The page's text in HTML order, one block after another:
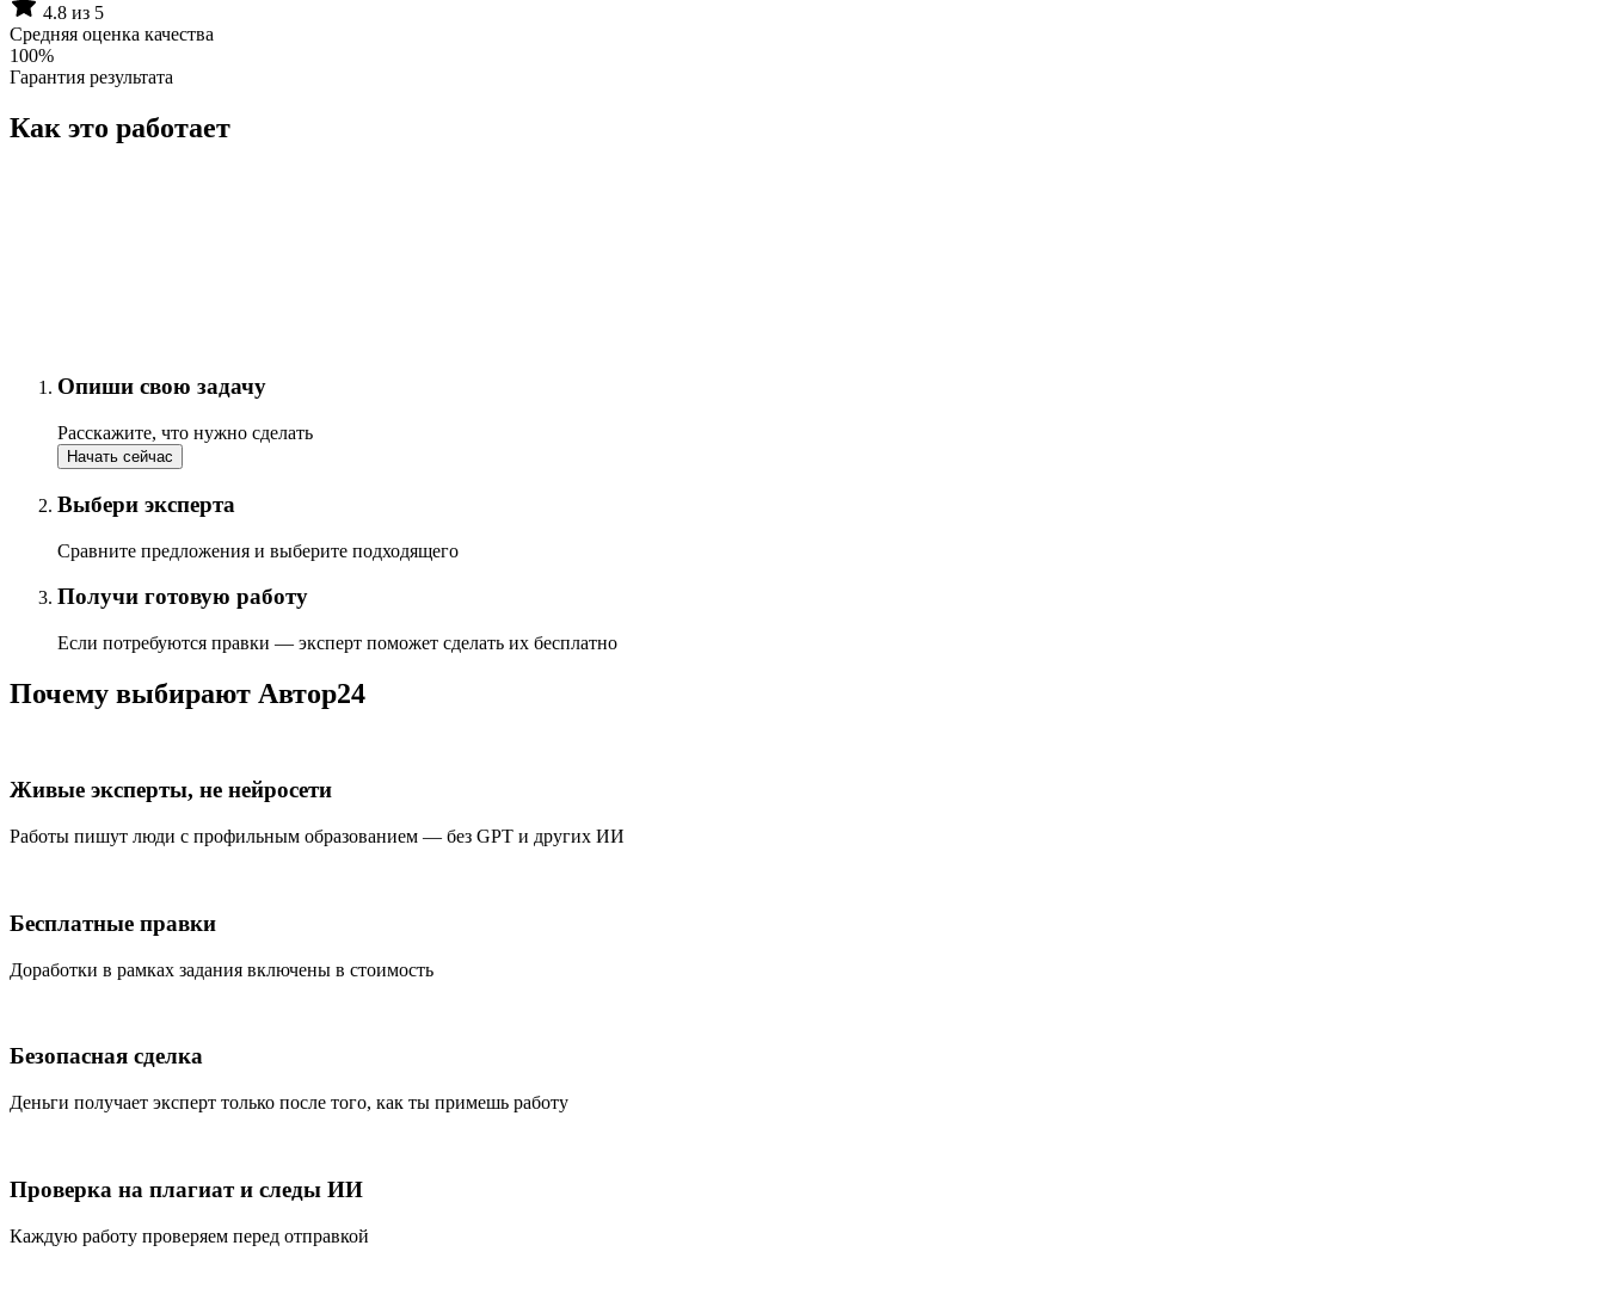
4.8 из 5
Средняя оценка качества
100%
Гарантия результата
Как это работает
Опиши свою задачу
Расскажите, что нужно сделать
Начать сейчас
Выбери эксперта
Сравните предложения и выберите подходящего
Получи готовую работу
Если потребуются правки — эксперт поможет сделать их бесплатно
Почему выбирают Автор24
Живые эксперты, не нейросети
Работы пишут люди с профильным образованием — без GPT и других ИИ
Бесплатные правки
Доработки в рамках задания включены в стоимость
Безопасная сделка
Деньги получает эксперт только после того, как ты примешь работу
Проверка на плагиат и следы ИИ
Каждую работу проверяем перед отправкой